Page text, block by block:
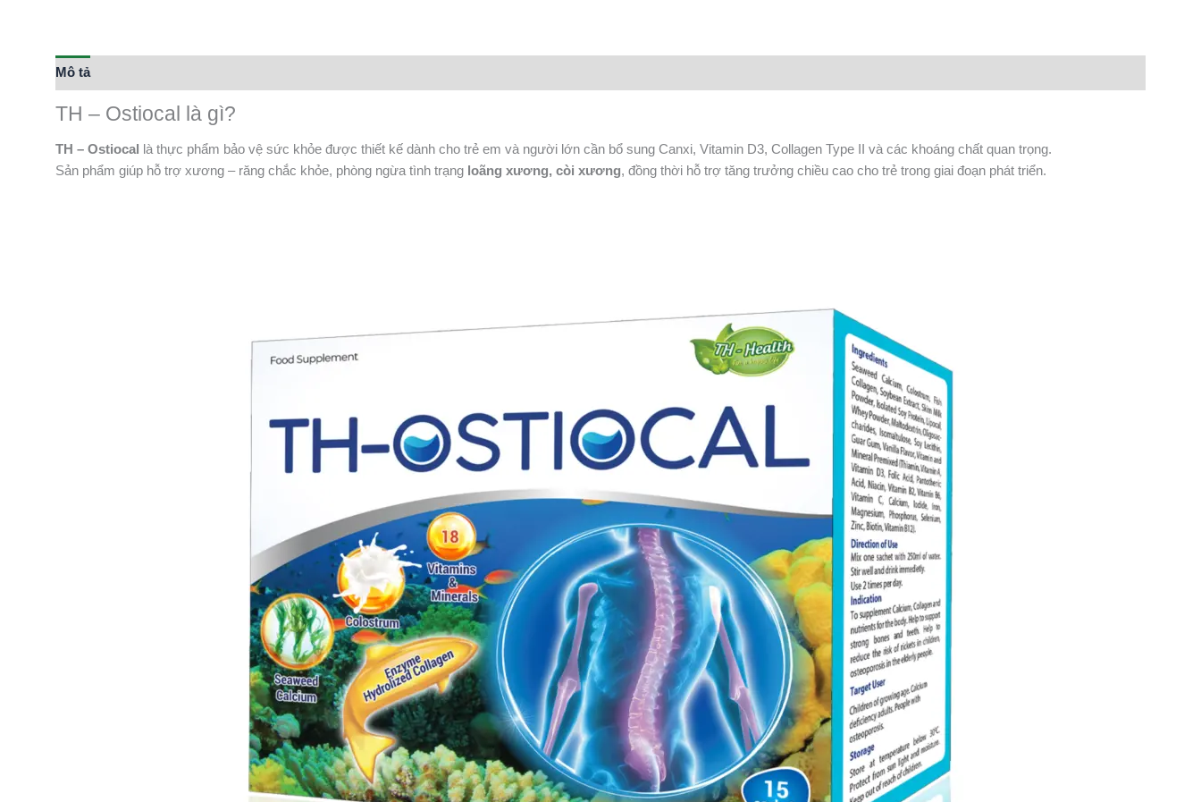
Mô tả
TH – Ostiocal là gì?
TH – Ostiocal là thực phẩm bảo vệ sức khỏe được thiết kế dành cho trẻ em và người lớn cần bổ sung Canxi, Vitamin D3, Collagen Type II và các khoáng chất quan trọng.
Sản phẩm giúp hỗ trợ xương – răng chắc khỏe, phòng ngừa tình trạng loãng xương, còi xương, đồng thời hỗ trợ tăng trưởng chiều cao cho trẻ trong giai đoạn phát triển.